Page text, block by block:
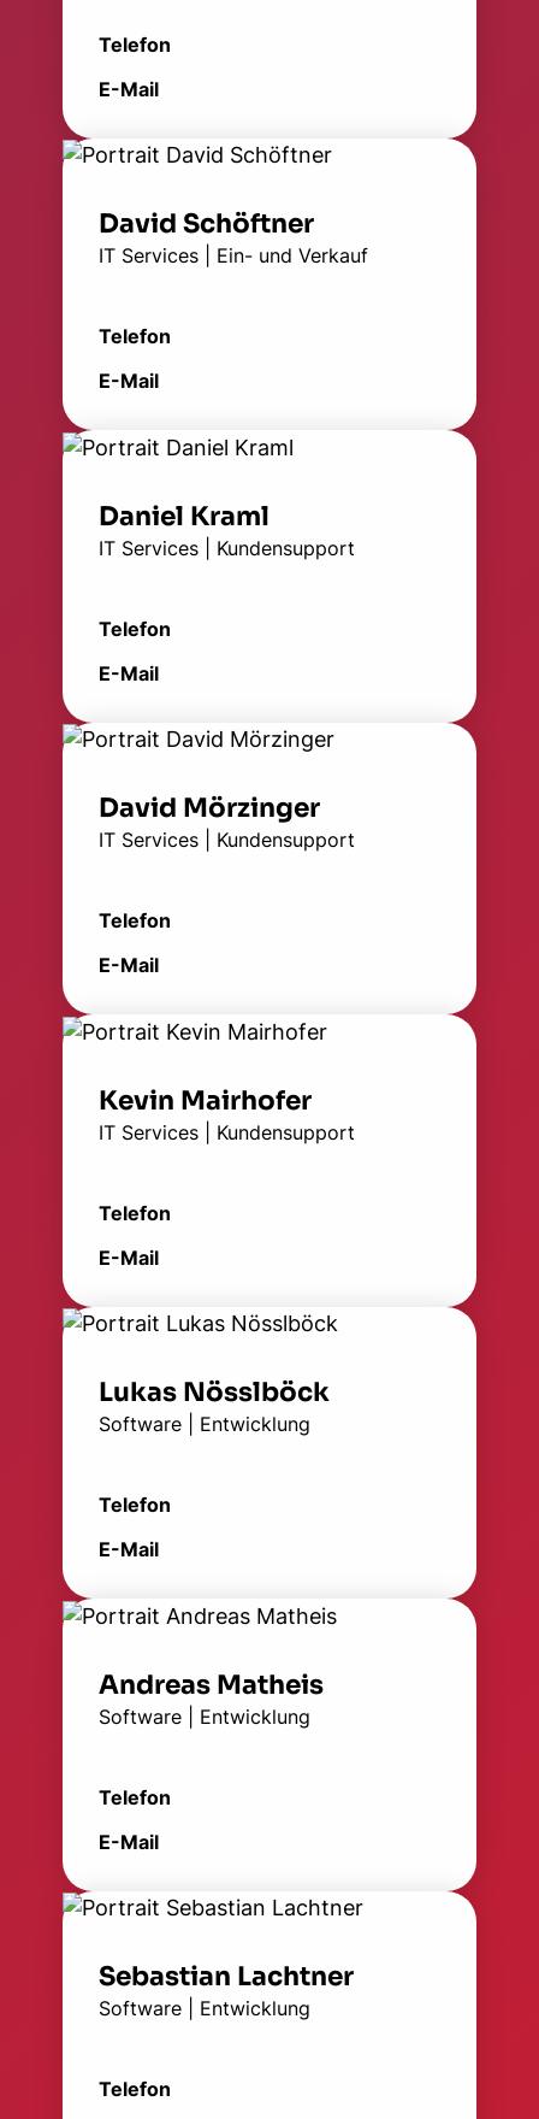
Telefon
E-Mail
David Schöftner
IT Services | Ein- und Verkauf
Telefon
E-Mail
Daniel Kraml
IT Services | Kundensupport
Telefon
E-Mail
David Mörzinger
IT Services | Kundensupport
Telefon
E-Mail
Kevin Mairhofer
IT Services | Kundensupport
Telefon
E-Mail
Lukas Nösslböck
Software | Entwicklung
Telefon
E-Mail
Andreas Matheis
Software | Entwicklung
Telefon
E-Mail
Sebastian Lachtner
Software | Entwicklung
Telefon